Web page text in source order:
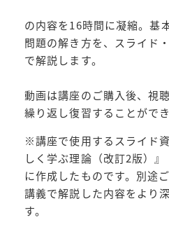
の内容を16時間に凝縮。基
問題の解き方を、スライド
で解説します。
動画は講座のご購入後、視
繰り返し復習することができ
※講座で使用するスライド
しく学ぶ理論（改訂2版）
に作成したものです。別途
講義で解説した内容をより
す。